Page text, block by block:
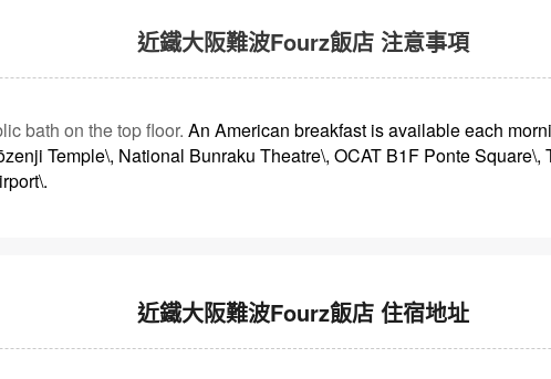
近鐵大阪難波Fourz飯店 注意事項
bath on the top floor. An American breakfast is available each
Temple\, National Bunraku Theatre\, OCAT B1F Ponte
近鐵大阪難波Fourz飯店 住宿地址